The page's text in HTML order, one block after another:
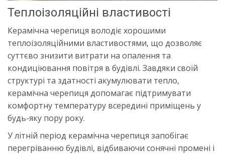
Теплоізоляційні властивості
Керамічна черепиця володіє хорошими
теплоізоляційними властивостями, що дозволяє
суттєво знизити витрати на опалення та
кондиціювання повітря в будівлі. Завдяки своїй
структурі та здатності акумулювати тепло,
керамічна черепиця допомагає підтримувати
комфортну температуру всередині приміщень у
будь-яку пору року.
У літній період керамічна черепиця запобігає
перегріванню будівлі, відбиваючи сонячні промені і